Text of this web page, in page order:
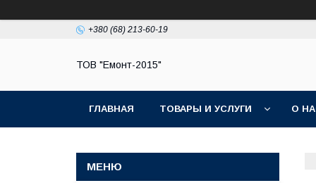
+380 (68) 213-60-19
ТОВ "Емонт-2015"
ГЛАВНАЯ ТОВАРЫ И УСЛУГИ О